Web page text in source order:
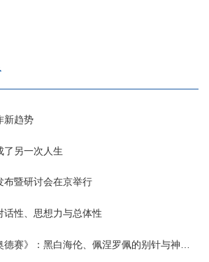
新趋势
了另一次人生
布暨研讨会在京举行
话性、思想力与总体性
》：黑白海伦、佩涅罗佩的别针与神秘入侵者